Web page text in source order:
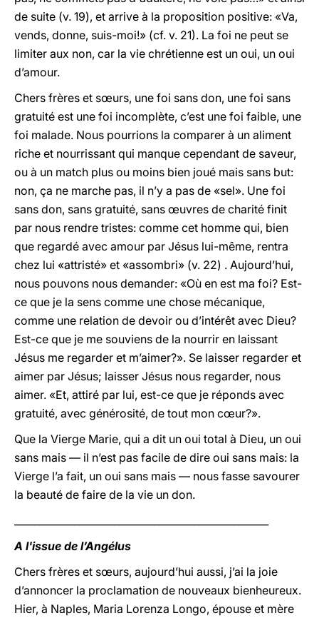
de suite (v. 19), et arrive à la proposition positive: «Va,
vends, donne, suis-moi!» (cf. v. 21). La foi ne peut se
limiter aux non, car la vie chrétienne est un oui, un oui
d’amour.
Chers frères et sœurs, une foi sans don, une foi sans
gratuité est une foi incomplète, c’est une foi faible, une
foi malade. Nous pourrions la comparer à un aliment
riche et nourrissant qui manque cependant de saveur,
ou à un match plus ou moins bien joué mais sans but:
non, ça ne marche pas, il n’y a pas de «sel». Une foi
sans don, sans gratuité, sans œuvres de charité finit
par nous rendre tristes: comme cet homme qui, bien
que regardé avec amour par Jésus lui-même, rentra
chez lui «attristé» et «assombri» (v. 22) . Aujourd’hui,
nous pouvons nous demander: «Où en est ma foi? Est-
ce que je la sens comme une chose mécanique,
comme une relation de devoir ou d’intérêt avec Dieu?
Est-ce que je me souviens de la nourrir en laissant
Jésus me regarder et m’aimer?». Se laisser regarder et
aimer par Jésus; laisser Jésus nous regarder, nous
aimer. «Et, attiré par lui, est-ce que je réponds avec
gratuité, avec générosité, de tout mon cœur?».
Que la Vierge Marie, qui a dit un oui total à Dieu, un oui
sans mais — il n’est pas facile de dire oui sans mais: la
Vierge l’a fait, un oui sans mais — nous fasse savourer
la beauté de faire de la vie un don.
A l'issue de l’Angélus
Chers frères et sœurs, aujourd’hui aussi, j’ai la joie
d’annoncer la proclamation de nouveaux bienheureux.
Hier, à Naples, Maria Lorenza Longo, épouse et mère